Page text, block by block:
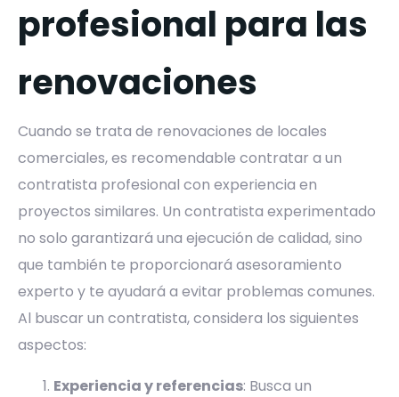
profesional para las
renovaciones
Cuando se trata de renovaciones de locales
comerciales, es recomendable contratar a un
contratista profesional con experiencia en
proyectos similares. Un contratista experimentado
no solo garantizará una ejecución de calidad, sino
que también te proporcionará asesoramiento
experto y te ayudará a evitar problemas comunes.
Al buscar un contratista, considera los siguientes
aspectos:
Experiencia y referencias: Busca un